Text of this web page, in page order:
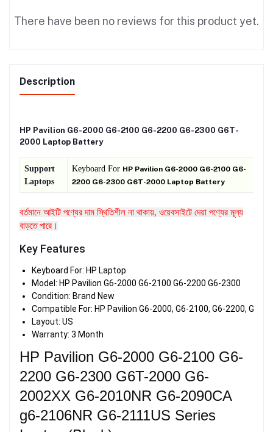
There have been no reviews for this product yet.
Description
HP Pavilion G6-2000 G6-2100 G6-2200 G6-2300 G6T-
2000 Laptop Battery
Support
Laptops
Keyboard For HP Pavilion G6-2000 G6-2100 G6-
2200 G6-2300 G6T-2000 Laptop Battery
বর্তমানে আইটি পণ্যের দাম স্থিতিশীল না থাকায়, ওয়েবসাইটে দেয়া পণ্যের মূল্য
বাড়তে পারে।
Key Features
Keyboard For: HP Laptop
Model: HP Pavilion G6-2000 G6-2100 G6-2200 G6-2300
Condition: Brand New
Compatible For: HP Pavilion G6-2000, G6-2100, G6-2200, G6-
Layout: US
Warranty: 3 Month
HP Pavilion G6-2000 G6-2100 G6-
2200 G6-2300 G6T-2000 G6-
2002XX G6-2010NR G6-2090CA
g6-2106NR G6-2111US Series